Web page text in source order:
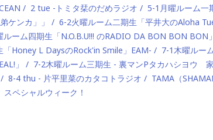
2 tue -トミタ栞のだめラジオ
5-1月曜ルーム一
ケンカ」」 6-2火曜ルーム二期生「平井大のAloha
ルーム四期生「N.O.B.U!!! のRADIO DA BON BON BON」
「Honey L DaysのRock'in Smile」EAM-
7-1木曜ルー
」
7-2木曜ルーム三期生 - 裏マンPタカハシヨウ
8-4 thu - 片平里菜のカタコトラジオ
TAMA（
スペシャルウィーク！